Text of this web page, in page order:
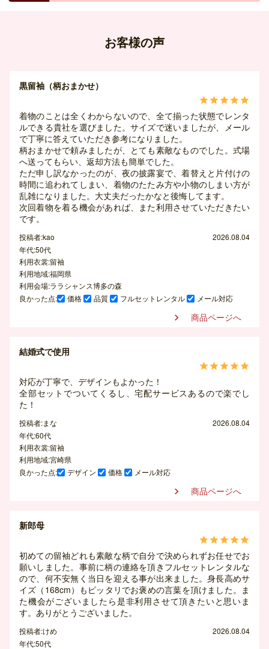
お客様の声
黒留袖（柄おまかせ）

着物のことは全くわからないので、全て揃った状態でレンタ
ルできる貴社を選びました。サイズで迷いましたが、メール
で丁寧に答えていただき参考になりました。
柄おまかせで頼みましたが、とても素敵なものでした。式場
へ送ってもらい、返却方法も簡単でした。
ただ申し訳なかったのが、夜の披露宴で、着替えと片付けの
時間に追われてしまい、着物のたたみ方や小物のしまい方が
乱雑になりました。大丈夫だったかなと後悔してます。
次回着物を着る機会があれば、また利用させていただきたい
です。
投稿者:kao
2026.08.04
年代:50代
利用衣裳:留袖
利用地域:福岡県
利用会場:ララシャンス博多の森
良かった点:
価格 品質 フルセットレンタル メール対応
 商品ページへ
結婚式で使用

対応が丁寧で、デザインもよかった！
全部セットでついてくるし、宅配サービスあるので楽でし
た！
投稿者:まな
2026.08.04
年代:60代
利用衣裳:留袖
利用地域:宮崎県
良かった点:
デザイン 価格 メール対応
 商品ページへ
新郎母

初めての留袖どれも素敵な柄で自分で決められずお任せでお
願いしました。事前に柄の連絡を頂きフルセットレンタルな
ので、何不安無く当日を迎える事が出来ました。身長高めサ
イズ（168cm）もピッタリでお褒めの言葉を頂けました。ま
た機会がございましたら是非利用させて頂きたいと思いま
す。ありがとうございました。
投稿者:けめ
2026.08.04
年代:50代